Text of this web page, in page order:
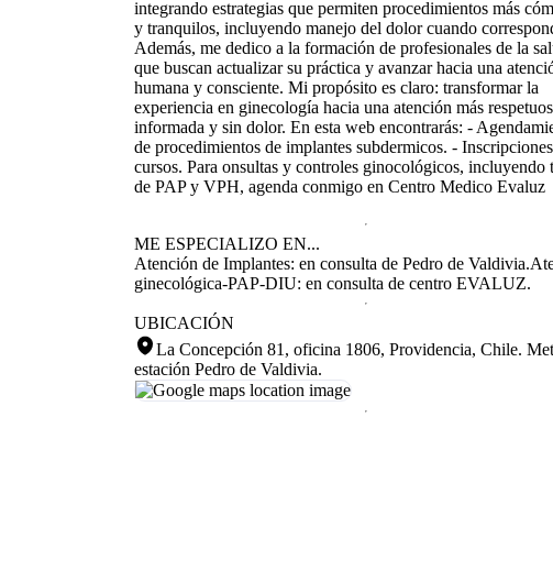
integrando estrategias que permiten procedimientos más
y tranquilos, incluyendo manejo del dolor cuando
Además, me dedico a la formación de profesionales de la
que buscan actualizar su práctica y avanzar hacia una
humana y consciente. Mi propósito es claro: transformar la
experiencia en ginecología hacia una atención más
informada y sin dolor. En esta web encontrarás: -
de procedimientos de implantes subdermicos. -
cursos. Para onsultas y controles ginocológicos, incluyendo
de PAP y VPH, agenda conmigo en Centro Medico Evaluz
ME ESPECIALIZO EN...
Atención de Implantes: en consulta de Pedro de Valdivia.
ginecológica-PAP-DIU: en consulta de centro EVALUZ.
UBICACIÓN
La Concepción 81, oficina 1806, Providencia, Chile.
estación Pedro de Valdivia.